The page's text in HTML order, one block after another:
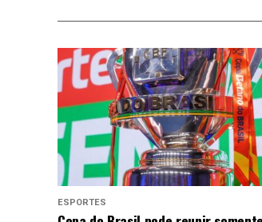
ESPORTES